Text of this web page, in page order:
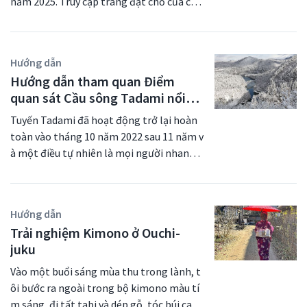
đói bụng, chắc chắn bạn phải thử
mì kiều mạch tươi, được gọi là
negi soba; và cá nướng que.Nơi
đây có đủ mọi thứ cho du khách
hiện đại đến viếng thăm Ouchi-
juku.Liên kết hữu íchĐi đến Ouchi-
jukuLễ hội Tuyết Ouchi-jukuTrải
nghiệm Kimono ở Ouchi-jukuTour
Khách Sạn Ouchi Inn Dành Cho
ngoạn mục của thác nước từ
có tầm nhìn rất tuyệt vời. Mỗi
đêm, các hoạt động giải trí đa
dạng như kể chuyện, đàn Aizu
tổ chức tại sân khấu ngoài trời
của khu nghỉ dưỡng. Sự kết hợp
của sân khấu thắp sáng, thác
vào một thế giới mê hoặc đầy tinh
những lo toan thường
thêm vào đó là bốn loại phòng
tắm khác nhau với những view
ngắm cảnh tuyệt vời và luôn có
phòng tắm riêng chuẩn bị sẵn
sàng cho du khách sử dụng. Bữa
tối ở nơi đây là một điểm thu hút
lớn khác: bạn có thể thưởng thức
thống của Nhật Bản phục vụ tận
có cơm được nấu trên bếp lò
kamado truyền thống, các món
nướng bằng than và các món ăn
đặc sản địa phương của Aizu. Các
bữa ăn được phục vụ tại
Waterside Dining Kawadoko (nhà
hàng có sân ngoài trời xây dọc
là một trong những sự kiện lớn nhất tro
Lãnh địa Aizu từng cai trị khu vực này và c
ông khai thách thức chính quyền Hoàng g
ia trong một cuộc nội chiến nổi tiếng. Đư
ợc tổ chức vào tháng 9 hàng năm, lễ hội n
ày nổi bật với lễ rước các lãnh chúa và bin
h lính mặc áo giáp và vũ khí đi qua thành
cũng được chào đón tham gia diễu hành,
thành lập đội samurai của riêng mình diễ
u hành qua thị trấn (bất chấp điều kiện th
ời tiết rất tệ!).Lâu đài Tsurugajo bị hư hại
nghiêm trọng sau Cuộc vây thành Aizu nă
m 1868.Cuộc chiến cuối cùng của Tướng q
uân (Shogun)Lễ hội diễn ra tại thành phố
Hướng dẫn
Hướng dẫn tham quan Điểm
quan sát Cầu sông Tadami nổi
tiếng
Tuyến Tadami đã hoạt động trở lại hoàn
toàn vào tháng 10 năm 2022 sau 11 năm v
à một điều tự nhiên là mọi người nhanh c
ầu sông Tadami Số 1 nổi tiếng thế giới
ng thế giới (第一只見川橋梁ビューポイ
ント), hay còn được gọi là Cầu sông Daiic
hi Tadami.Nhìn vào những bức ảnh tuyệt
đẹp có thể được chụp ở đó, thật dễ hiểu t
ại sao mọi người trên khắp thế giới đã ph
ải lòng khu vực đẹp như tranh vẽ này.Có v
Hướng dẫn
Trải nghiệm Kimono ở Ouchi-
juku
Vào một buổi sáng mùa thu trong lành, t
ôi bước ra ngoài trong bộ kimono màu tí
m sáng, đi tất tabi và dép gỗ, tóc búi cao